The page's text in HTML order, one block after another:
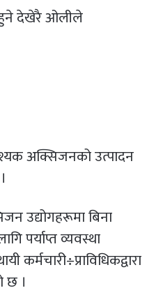
हुने देखेरै ओलीले
अक्सिजनको उत्पादन
उद्योगहरूमा बिना
पर्याप्त व्यवस्था
छ ।